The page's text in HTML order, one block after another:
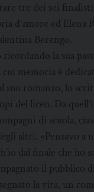
tre dei sei
d’amore ed
Berengo.
ricordando la sua
memoria è
suo romanzo, lo
del liceo. Da
di scuola,
altri. «Pensavo a
dal finale che ho
il pubblico
la vita, un